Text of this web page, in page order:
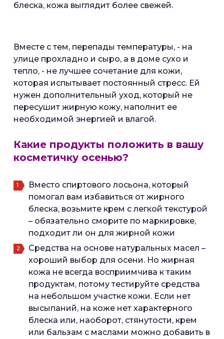
блеска, кожа выглядит более свежей.
Вместе с тем, перепады температуры, - на
улице прохладно и сыро, а в доме сухо и
тепло, - не лучшее сочетание для кожи,
которая испытывает постоянный стресс. Ей
нужен дополнительный уход, который не
пересушит жирную кожу, наполнит ее
необходимой энергией и влагой.
Какие продукты положить в вашу
косметичку осенью?
Вместо спиртового лосьона, который
помогал вам избавиться от жирного
блеска, возьмите крем с легкой текстурой
– обязательно сморите по маркировке,
подходит ли он для жирной кожи
Средства на основе натуральных масел –
хороший выбор для осени. Но жирная
кожа не всегда восприимчива к таким
продуктам, потому тестируйте средства
на небольшом участке кожи. Если нет
высыпаний, на коже нет характерного
блеска или, наоборот, стянутости, крем
или бальзам с маслами можно добавить в